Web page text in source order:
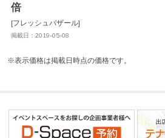
倍
[フレッシュバザール]
掲載日：2019-05-08
※表示価格は掲載日時点の価格です。